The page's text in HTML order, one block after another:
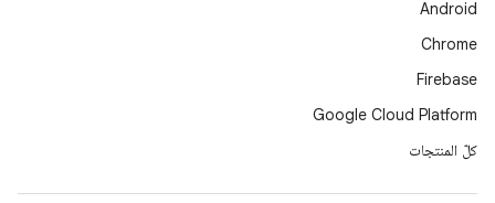
Android
Chrome
Firebase
Google Cloud Platform
كلّ المنتجات